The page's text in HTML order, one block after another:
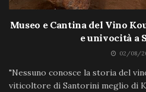
Museo e Cantina del Vino
e univocità a
02/08/
"Nessuno conosce la storia del
viticoltore di Santorini meglio di